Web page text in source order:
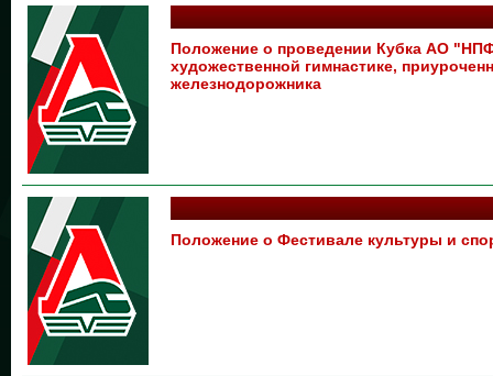
Положение о проведении Кубка АО
художественной гимнастике,
железнодорожника
Положение о Фестивале культуры и